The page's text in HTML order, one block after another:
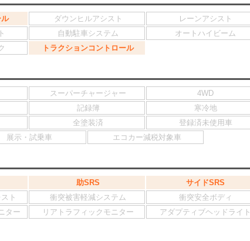
ダウンヒルアシスト
レーンアシスト
自動駐車システム
オートハイビーム
トラクションコントロール
スーパーチャージャー
4WD
記録簿
寒冷地
全塗装済
登録済未使用車
展示・試乗車 エコカー減税対象車
助SRS
サイドSRS
ト 衝突被害軽減システム
衝突安全ボディ
ター リアトラフィックモニター アダプティブヘッドライト